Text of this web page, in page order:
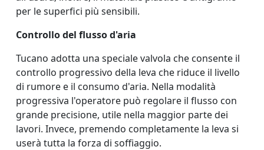
per le superfici più sensibili.
Controllo del flusso d'aria
Tucano adotta una speciale valvola che consente il
controllo progressivo della leva che riduce il livello
di rumore e il consumo d'aria. Nella modalità
progressiva l'operatore può regolare il flusso con
grande precisione, utile nella maggior parte dei
lavori. Invece, premendo completamente la leva si
userà tutta la forza di soffiaggio.